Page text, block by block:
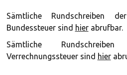
Sämtliche Rundschreiben
Bundessteuer sind hierabrufbar.
Sämtliche
Verrechnungssteuer sind hier